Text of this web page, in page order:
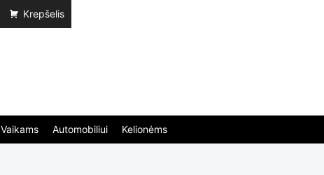
Krepšelis
Vaikams Automobiliui Kelionėms